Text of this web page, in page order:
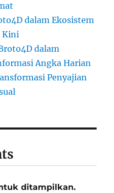
dalam Ekosistem
Kini
dalam
Angka Harian
Penyajian
ditampilkan.